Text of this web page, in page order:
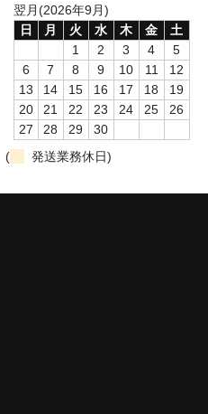
翌月(2026年9月)
日
月 火 水 木 金
土
1
2 3 4
5
6
7 8 9 10 11
12
13
14 15 16 17 18
19
20
21 22 23 24 25
26
27
28 29
30
(
発送業務休日)